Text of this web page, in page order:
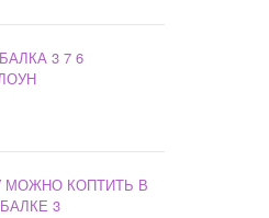
3 7 6
МОЖНО КОПТИТЬ В
3